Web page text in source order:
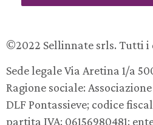
©2022 Sellinnate srls. Tutti
Sede legale Via Aretina 1/a
Ragione sociale:
DLF Pontassieve; codice
partita IVA: 06156980481;